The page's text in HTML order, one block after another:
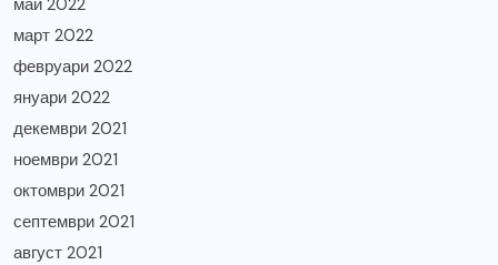
май 2022
март 2022
февруари 2022
януари 2022
декември 2021
ноември 2021
октомври 2021
септември 2021
август 2021